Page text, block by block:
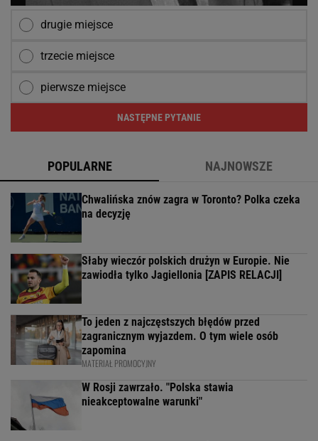
drugie miejsce
trzecie miejsce
pierwsze miejsce
NASTĘPNE PYTANIE
POPULARNE NAJNOWSZE
Chwalińska znów zagra w Toronto? Polka czeka
na decyzję
Słaby wieczór polskich drużyn w Europie. Nie
zawiodła tylko Jagiellonia [ZAPIS RELACJI]
To jeden z najczęstszych błędów przed
zagranicznym wyjazdem. O tym wiele osób
zapomina
MATERIAŁ PROMOCYJNY
W Rosji zawrzało. "Polska stawia
nieakceptowalne warunki"